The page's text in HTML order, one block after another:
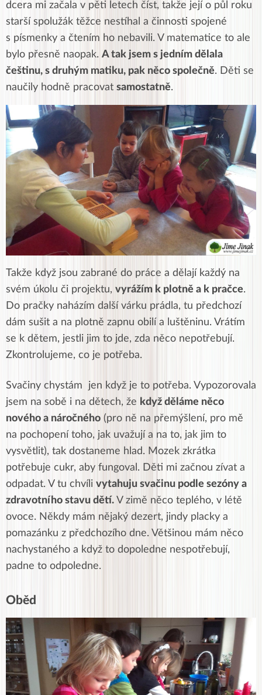
dcera mi začala v pěti letech číst, takže její o půl roku
starší spolužák těžce nestíhal a činnosti spojené
s písmenky a čtením ho nebavili. V matematice to ale
bylo přesně naopak. A tak jsem s jedním dělala
češtinu, s druhým matiku, pak něco společně. Děti se
naučily hodně pracovat samostatně.
Takže když jsou zabrané do práce a dělají každý na
svém úkolu či projektu, vyrážím k plotně a k pračce.
Do pračky naházím další várku prádla, tu předchozí
dám sušit a na plotně zapnu obilí a luštěninu. Vrátím
se k dětem, jestli jim to jde, zda něco nepotřebují.
Zkontrolujeme, co je potřeba.
Svačiny chystám jen když je to potřeba. Vypozorovala
jsem na sobě i na dětech, že když děláme něco
nového a náročného (pro ně na přemýšlení, pro mě
na pochopení toho, jak uvažují a na to, jak jim to
vysvětlit), tak dostaneme hlad. Mozek zkrátka
potřebuje cukr, aby fungoval. Děti mi začnou zívat a
odpadat. V tu chvíli vytahuju svačinu podle sezóny a
zdravotního stavu dětí. V zimě něco teplého, v létě
ovoce. Někdy mám nějaký dezert, jindy placky a
pomazánku z předchozího dne. Většinou mám něco
nachystaného a když to dopoledne nespotřebují,
padne to odpoledne.
Oběd